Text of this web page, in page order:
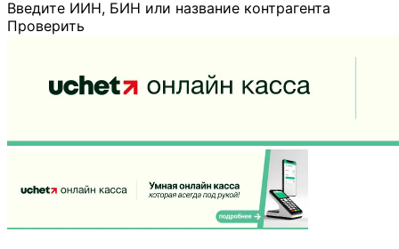
Введите ИИН, БИН или название контрагента
Проверить